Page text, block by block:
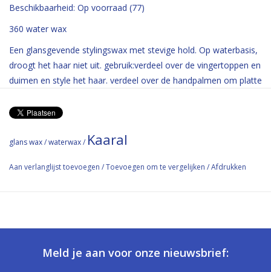
Beschikbaarheid: Op voorraad (77)
360 water wax
Een glansgevende stylingswax met stevige hold. Op waterbasis,
droogt het haar niet uit. gebruik:verdeel over de vingertoppen en
duimen en style het haar. verdeel over de handpalmen om platte
Water-based wet-effect wax, which
residue. medium hold.
glans wax/waterwax/ Kaaral
Aan verlanglijst toevoegen /Toevoegen om te vergelijken /Afdrukken
Meld je aan voor onze nieuwsbrief: